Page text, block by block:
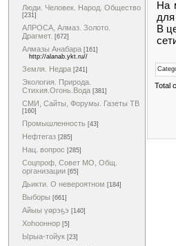
Люди. Человек. Народ. Общество
[231]
АЛРОСА, Алмаз. Золото.
Драгмет. [672]
Алмазы Анабара [161]
http://alanab.ykt.ru//
Земля. Недра [241]
Экология. Природа.
Стихия.Огонь.Вода [381]
СМИ, Сайты, Форумы. Газеты ТВ
[160]
Промышленность [43]
Нефтегаз [285]
Нац. вопрос [285]
Соцпроф, Совет МО, Общ.
организации [65]
Дьикти. О невероятном [184]
Выборы [661]
Айыы үөрэҕэ [140]
Хоһооннор [5]
Ырыа-тойук [23]
На
В
Total